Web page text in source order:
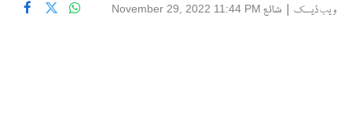
ویب ڈیسک | شائع November 29, 2022 11:44 PM